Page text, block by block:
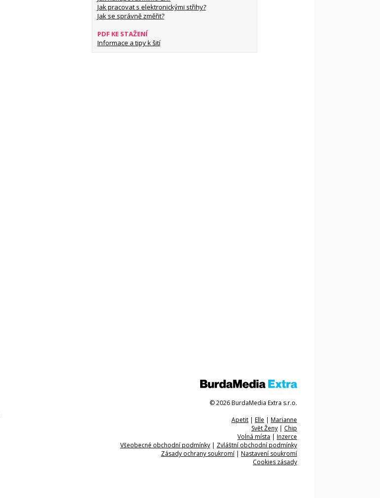
Jak pracovat s elektronickými střihy?
Jak se správně změřit?
PDF KE STAŽENÍ
Informace a tipy k šití
© 2026 BurdaMedia Extra s.r.o.
Apetit | Elle | Marianne
Svět Ženy | Chip
Volná místa | Inzerce
Všeobecné obchodní podmínky | Zvláštní obchodní podmínky
Zásady ochrany soukromí | Nastavení soukromí
Cookies zásady